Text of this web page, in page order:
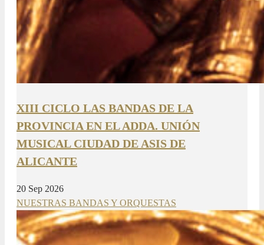
XIII CICLO LAS BANDAS DE LA
PROVINCIA EN EL ADDA. UNIÓN
MUSICAL CIUDAD DE ASIS DE
ALICANTE
20 Sep 2026
NUESTRAS BANDAS Y ORQUESTAS